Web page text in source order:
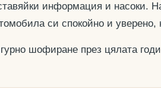
информация и насоки.
си спокойно и уверено,
шофиране през цялата